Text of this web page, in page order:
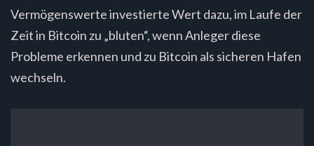
Vermögenswerte investierte Wert dazu, im Laufe der
Zeit in Bitcoin zu „bluten“, wenn Anleger diese
Probleme erkennen und zu Bitcoin als sicheren Hafen
wechseln.